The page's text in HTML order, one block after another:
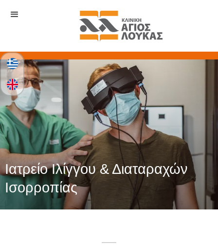
Ιατρείο Ιλίγγου & Διαταραχών
Ισορροπίας